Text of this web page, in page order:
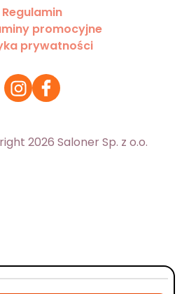
Regulamin
promocyjne
prywatności
2026 Saloner Sp. z o.o.